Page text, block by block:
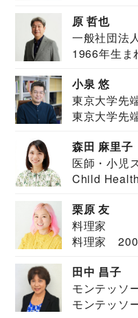
原 哲也
一般社団法
JAPAN代表
1966年生ま
小泉 悠
東京大学先
東京大学先
森田 麻里子
医師・小児
Child
栗原 友
料理家
料理家
田中 昌子
モンテッソ
ズハウス研
モンテッソ